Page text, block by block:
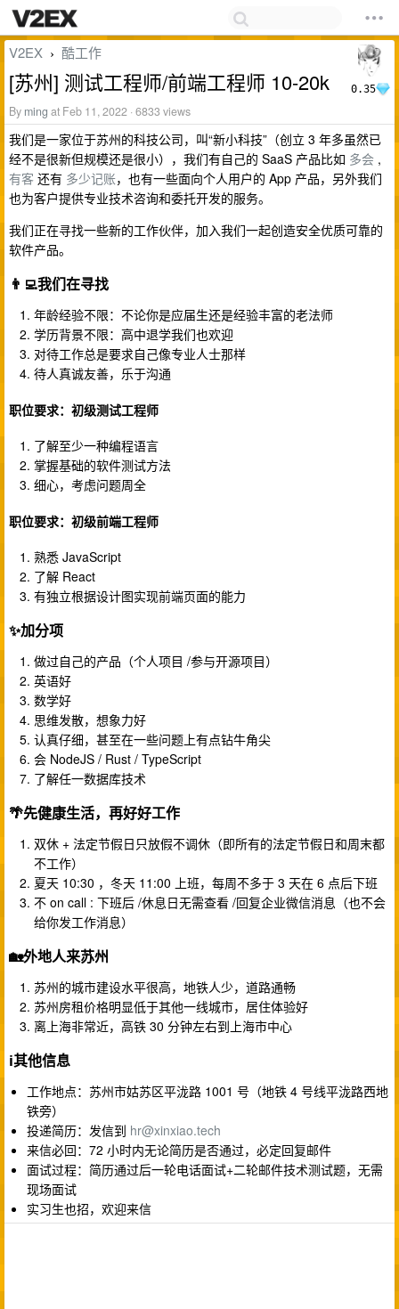
0.35
V2EX › 酷工作
[苏州] 测试工程师/前端工程师 10-20k
By ming at Feb 11, 2022 · 6833 views
我们是一家位于苏州的科技公司，叫“新小科技”（创立 3 年多虽然已
经不是很新但规模还是很小），我们有自己的 SaaS 产品比如 多会 ,
有客 还有 多少记账，也有一些面向个人用户的 App 产品，另外我们
也为客户提供专业技术咨询和委托开发的服务。
我们正在寻找一些新的工作伙伴，加入我们一起创造安全优质可靠的
软件产品。
👨‍💻我们在寻找
年龄经验不限：不论你是应届生还是经验丰富的老法师
学历背景不限：高中退学我们也欢迎
对待工作总是要求自己像专业人士那样
待人真诚友善，乐于沟通
职位要求：初级测试工程师
了解至少一种编程语言
掌握基础的软件测试方法
细心，考虑问题周全
职位要求：初级前端工程师
熟悉 JavaScript
了解 React
有独立根据设计图实现前端页面的能力
✨加分项
做过自己的产品（个人项目 /参与开源项目）
英语好
数学好
思维发散，想象力好
认真仔细，甚至在一些问题上有点钻牛角尖
会 NodeJS / Rust / TypeScript
了解任一数据库技术
🌴先健康生活，再好好工作
双休 + 法定节假日只放假不调休（即所有的法定节假日和周末都
不工作）
夏天 10:30 ，冬天 11:00 上班，每周不多于 3 天在 6 点后下班
不 on call : 下班后 /休息日无需查看 /回复企业微信消息（也不会
给你发工作消息）
🏡外地人来苏州
苏州的城市建设水平很高，地铁人少，道路通畅
苏州房租价格明显低于其他一线城市，居住体验好
离上海非常近，高铁 30 分钟左右到上海市中心
ℹ️其他信息
工作地点：苏州市姑苏区平泷路 1001 号（地铁 4 号线平泷路西地
铁旁）
投递简历：发信到 hr@xinxiao.tech
来信必回：72 小时内无论简历是否通过，必定回复邮件
面试过程：简历通过后一轮电话面试+二轮邮件技术测试题，无需
现场面试
实习生也招，欢迎来信